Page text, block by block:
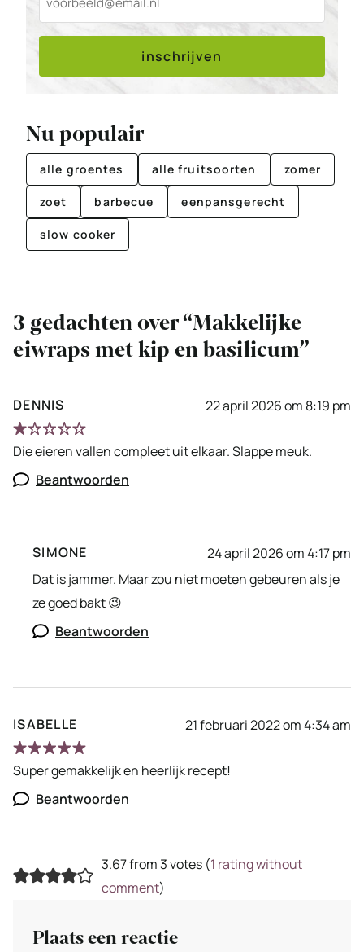
inschrijven
Nu populair
alle groentes alle fruitsoorten zomer
zoet barbecue eenpansgerecht
slow cooker
3 gedachten over “Makkelijke
eiwraps met kip en basilicum”
DENNIS 22 april 2026 om 8:19 pm
Die eieren vallen compleet uit elkaar. Slappe meuk.
Beantwoorden
SIMONE
24 april 2026 om 4:17 pm
Dat is jammer. Maar zou niet moeten gebeuren als je
ze goed bakt 😉
Beantwoorden
ISABELLE 21 februari 2022 om 4:34 am
Super gemakkelijk en heerlijk recept!
Beantwoorden
3.67 from 3 votes (1 rating without
comment)
Plaats een reactie